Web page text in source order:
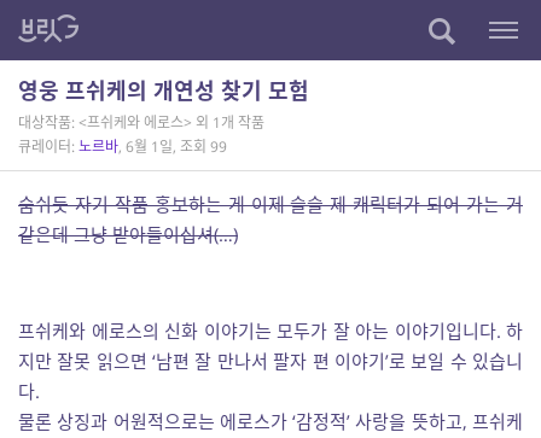
영웅 프쉬케의 개연성 찾기 모험
대상작품: <프쉬케와 에로스> 외 1개 작품
큐레이터: 노르바, 6월 1일, 조회 99
숨쉬듯 자기 작품 홍보하는 게 이제 슬슬 제 캐릭터가 되어 가는 거
같은데 그냥 받아들이십셔(…)
프쉬케와 에로스의 신화 이야기는 모두가 잘 아는 이야기입니다. 하
지만 잘못 읽으면 ‘남편 잘 만나서 팔자 편 이야기’로 보일 수 있습니
다.
물론 상징과 어원적으로는 에로스가 ‘감정적’ 사랑을 뜻하고, 프쉬케